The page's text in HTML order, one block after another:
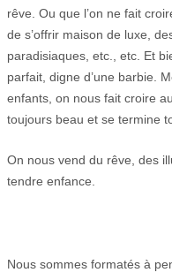
rêve. Ou que l’on ne fait
de s’offrir maison de luxe,
paradisiaques, etc., etc. Et
parfait, digne d’une barbie.
enfants, on nous fait croire
toujours beau et se termine
On nous vend du rêve, des
tendre enfance.
Nous sommes formatés à